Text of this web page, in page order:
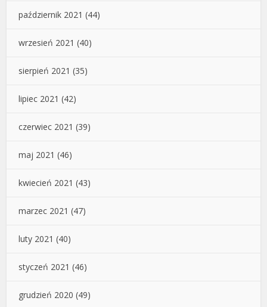
październik 2021 (44)
wrzesień 2021 (40)
sierpień 2021 (35)
lipiec 2021 (42)
czerwiec 2021 (39)
maj 2021 (46)
kwiecień 2021 (43)
marzec 2021 (47)
luty 2021 (40)
styczeń 2021 (46)
grudzień 2020 (49)